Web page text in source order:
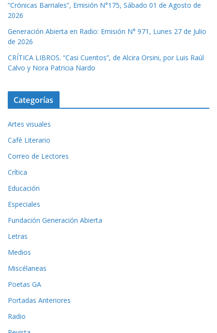
“Crónicas Barriales”, Emisión N°175, Sábado 01 de Agosto de
2026
Generación Abierta en Radio: Emisión N° 971, Lunes 27 de Julio
de 2026
CRÍTICA LIBROS. “Casi Cuentos”, de Alcira Orsini, por Luis Raúl
Calvo y Nora Patricia Nardo
Categorías
Artes visuales
Café Literario
Correo de Lectores
Crítica
Educación
Especiales
Fundación Generación Abierta
Letras
Medios
Miscélaneas
Poetas GA
Portadas Anteriores
Radio